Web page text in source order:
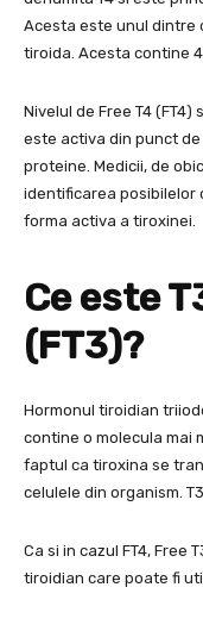
Acesta este unul dintre
tiroida. Acesta contine
Nivelul de Free T4
este activa din punct
proteine. Medicii, de
identificarea posibilelor
forma activa a tiroxinei.
Ce este
(FT3)?
Hormonul tiroidian
contine o molecula mai
faptul ca tiroxina se
celulele din organism.
Ca si in cazul FT4, Free
tiroidian care poate fi